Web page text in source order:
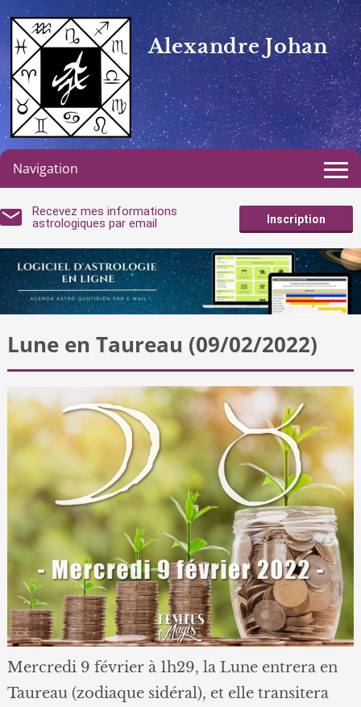
Alexandre Johan
Navigation
Recevez mes informations
astrologiques par email
Inscription
Lune en Taureau (09/02/2022)
Mercredi 9 février à 1h29, la Lune entrera en
Taureau (zodiaque sidéral), et elle transitera